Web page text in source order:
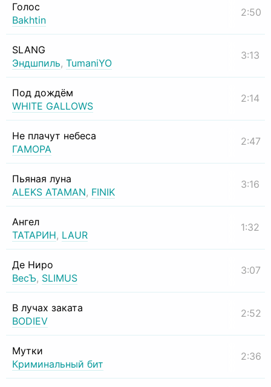
Голос
Bakhtin
2:50
SLANG
Эндшпиль, TumaniYO
3:13
Под дождём
WHITE GALLOWS
2:14
Не плачут небеса
ГАМОРА
2:47
Пьяная луна
ALEKS ATAMAN, FINIK
3:16
Ангел
ТАТАРИН, LAUR
1:32
Де Ниро
ВесЪ, SLIMUS
3:07
В лучах заката
BODIEV
2:52
Мутки
Криминальный бит
2:36